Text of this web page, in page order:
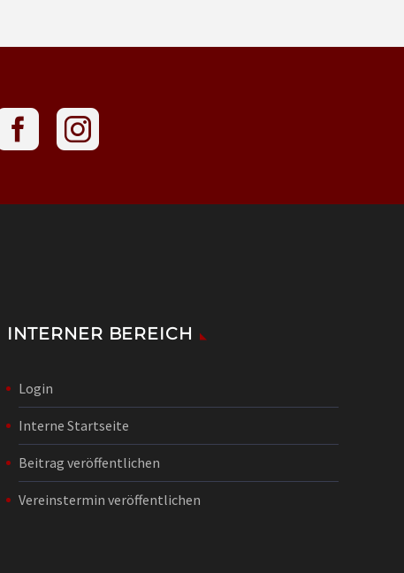
INTERNER BEREICH
Login
Interne Startseite
Beitrag veröffentlichen
Vereinstermin veröffentlichen